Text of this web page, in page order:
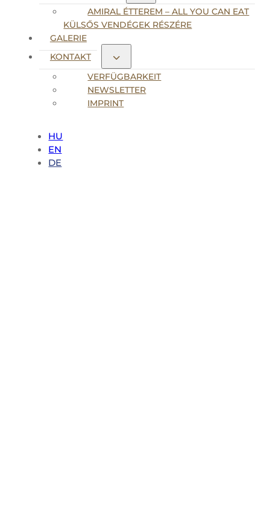
AMIRAL ÉTTEREM – ALL YOU CAN EAT
KÜLSŐS VENDÉGEK RÉSZÉRE
GALERIE
KONTAKT
VERFÜGBARKEIT
NEWSLETTER
IMPRINT
HU
EN
DE